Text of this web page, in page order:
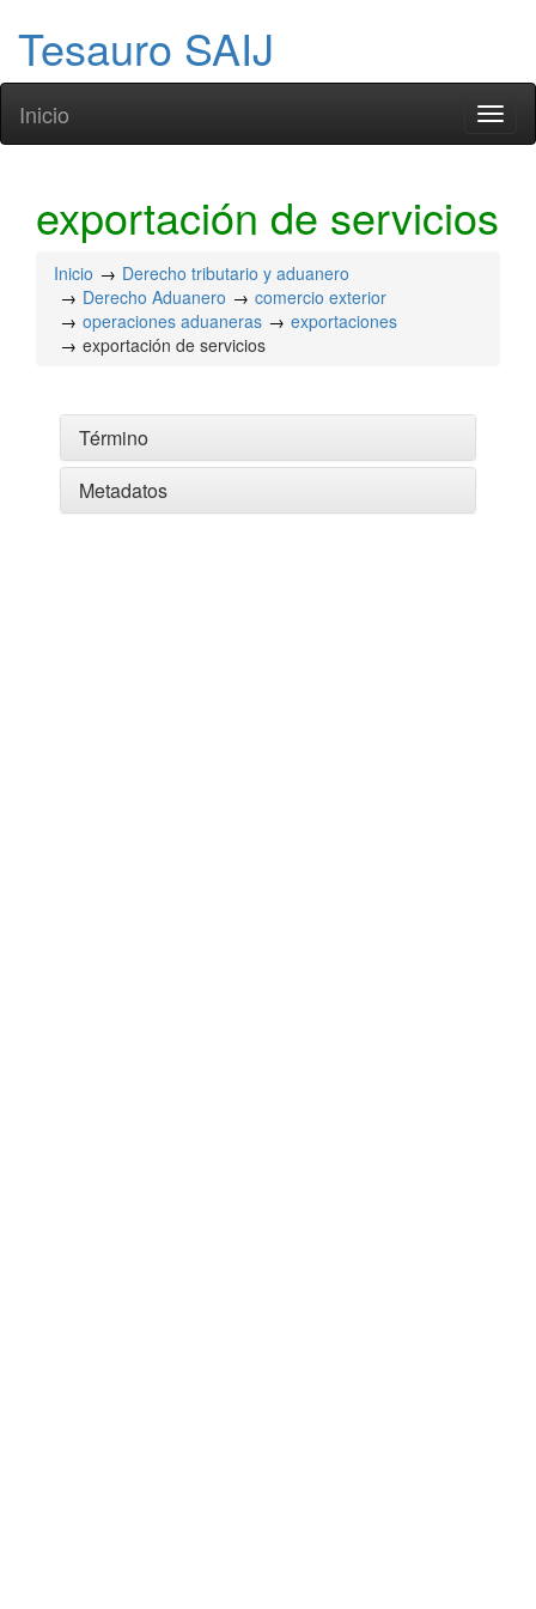
Tesauro SAIJ
Inicio
exportación de servicios
Inicio
Derecho tributario y aduanero
Derecho Aduanero
comercio exterior
operaciones aduaneras
exportaciones
exportación de servicios
Término
Metadatos